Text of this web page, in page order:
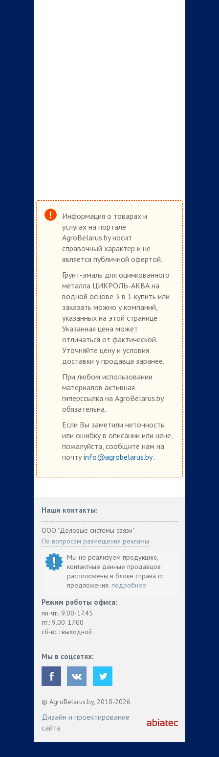
Информация о товарах и
услугах на портале
AgroBelarus.by носит
справочный характер и не
является публичной офертой.
Грунт-эмаль для оцинкованного
металла ЦИКРОЛЬ-АКВА на
водной основе 3 в 1 купить или
заказать можно у компаний,
указанных на этой странице.
Указанная цена может
отличаться от фактической.
Уточняйте цену и условия
доставки у продавца заранее.
При любом использовании
материалов активная
гиперссылка на AgroBelarus.by
обязательна.
Если Вы заметили неточность
или ошибку в описании или цене,
пожалуйста, сообщите нам на
почту info@agrobelarus.by.
Наши контакты:
ООО "Деловые системы связи"
По вопросам размещения рекламы
Мы не реализуем продукцию,
контактные данные продавцов
расположены в блоке справа от
предложения. подробнее
Режим работы офиса:
пн-чт.: 9.00-17.45
пт.: 9.00-17.00
сб-вс.: выходной
Мы в соцсетях:
© AgroBelarus.by, 2010-2026
Дизайн и проектирование
сайта